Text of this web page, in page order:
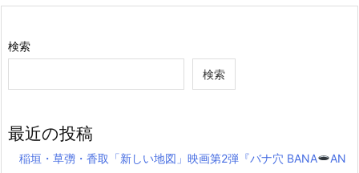
検索
検索
最近の投稿
稲垣・草彅・香取「新しい地図」映画第2弾『バナ穴 BANA
AN